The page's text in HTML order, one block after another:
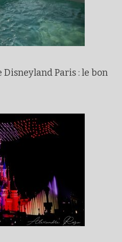
Paris : le bon